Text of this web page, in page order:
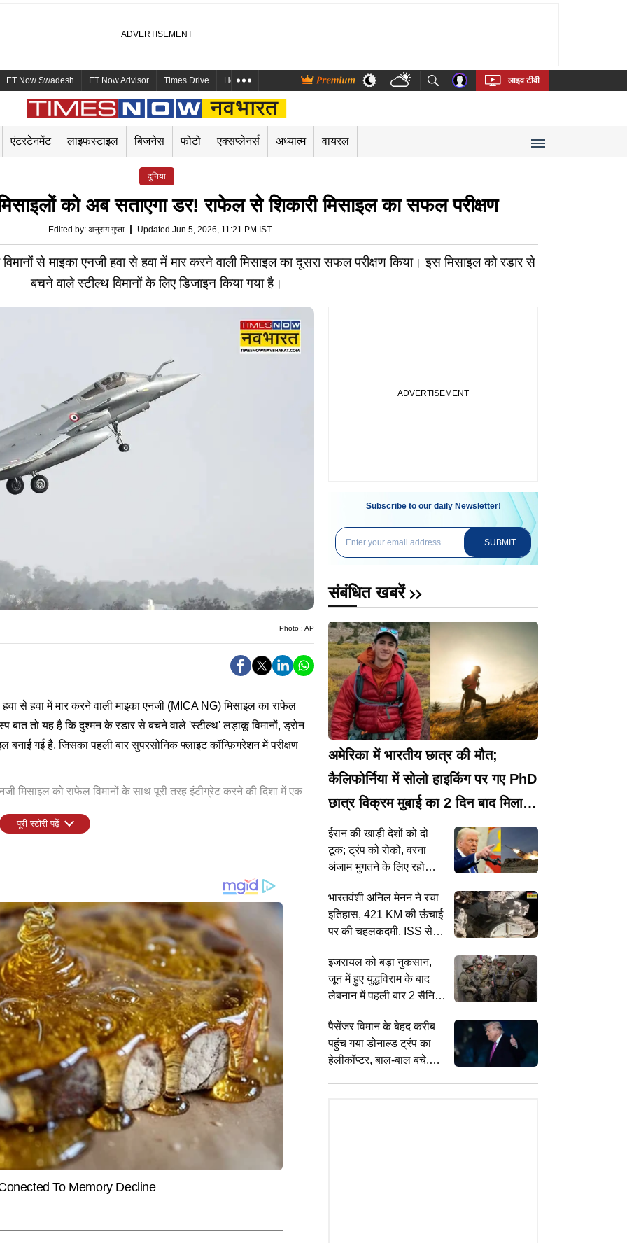
ET Now Swadesh ET Now Advisor Times Drive Health and Me Marathi Bengali Telugu Tamil Kannada Malayalam
लाइव टीवी
एंटरटेनमेंट लाइफस्टाइल बिजनेस फोटो एक्सप्लेनर्स अध्यात्म वायरल
दुनिया
को अब सताएगा डर! राफेल से शिकारी मिसाइल का सफल परीक्षण
Edited by: अनुराग गुप्ता Updated Jun 5, 2026, 11:21 PM IST
से माइका एनजी हवा से हवा में मार करने वाली मिसाइल का दूसरा सफल परीक्षण किया। इस मिसाइल को रडार से
बचने वाले स्टील्थ विमानों के लिए डिजाइन किया गया है।
Photo : AP
से हवा में मार करने वाली माइका एनजी (MICA NG) मिसाइल का राफेल
तो यह है कि दुश्मन के रडार से बचने वाले 'स्टील्थ' लड़ाकू विमानों, ड्रोन
गई है, जिसका पहली बार सुपरसोनिक फ्लाइट कॉन्फ़िगरेशन में परीक्षण
मिसाइल को राफेल विमानों के साथ पूरी तरह इंटीग्रेट करने की दिशा में एक
सीकर' को परखना था, जो दुश्मन के विमान से निकलने वाली 'हीट सिग्नेचर'
शिकारी मिसाइल अत्यधिक तापमान और चुनौतीपूर्ण परिस्थितियों में भी लक्ष्य
लिए एक आधिकारिक 'लेटर ऑफ रिक्वेस्ट' भेजा है। सरकारी स्तर पर होने
भारतीय कंपनी के साथ साझेदारी कर 'मेक इन इंडिया' के तहत राफेल लड़ाकू
तेज गेंदबाज ने अचानक
क्रिकेट से संन्यास का
INDIA
'LGBTQIA समाज का हिस्सा, लेकिन शादी
की संस्था से छेड़छाड़ नहीं', RSS प्रमुख
मोहन भागवत का बड़ा बयान
'PM-CM नहीं, शिक्षा मंत्री ही ठीक…',
अन्ना आंदोलन से लेकर Gen Z प्रोटेस्ट
तक, सिसोदिया ने बताई 'AAP' की रणनीति
'जब तक समाज में भेदभाव, तब तक जरूरी है
आरक्षण', 'जेन जी' संग संवाद में बोले RSS
चीफ मोहन भागवत
में सीनियर कॉपी एडिटर के रूप में कार्यरत हैं और मीडिया में 9 वर्षों का अनुभव रखते
करने के बाद से ही वे न्यूजरूम के विभिन्न आयामों—कॉपी एडिटिंग, कंटेंट क्यूरेशन और
साथ काम कर रहे हैं। राष्ट्रीय, अंतरराष्ट्रीय और ब्रेकिंग न्यूज पर उनकी मजबूत पकड़
फैक्ट चेकिंग और स्टोरी के अहम पहलुओं को पाठकों तक सरल भाषा में पहुंचाने के लिए
पूरी स्टोरी पढ़ें
Subscribe to our daily Newsletter!
SUBMIT
संबंधित खबरें
अमेरिका में भारतीय छात्र की मौत;
कैलिफोर्निया में सोलो हाइकिंग पर गए PhD
छात्र विक्रम मुबाई का 2 दिन बाद मिला
शव
ईरान की खाड़ी देशों को दो
टूक; ट्रंप को रोको, वरना
अंजाम भुगतने के लिए रहो
भारतवंशी अनिल मेनन ने रचा
इतिहास, 421 KM की ऊंचाई
पर की चहलकदमी, ISS से
इजरायल को बड़ा नुकसान,
जून में हुए युद्धविराम के बाद
लेबनान में पहली बार 2 सैनिकों
पैसेंजर विमान के बेहद करीब
पहुंच गया डोनाल्ड ट्रंप का
हेलीकॉप्टर, बाल-बाल बचे,